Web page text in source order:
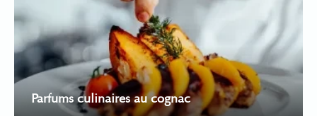
Parfums culinaires au cognac